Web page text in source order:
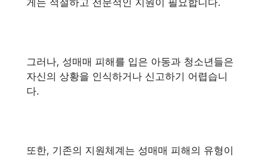
그러나, 성매매 피해를 입은 아동과 청소년들은
자신의 상황을 인식하거나 신고하기 어렵습니
다.
또한, 기존의 지원체계는 성매매 피해의 유형이